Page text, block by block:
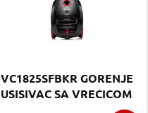
VC1825SFBKR GORENJE
USISIVAC SA VRECICOM